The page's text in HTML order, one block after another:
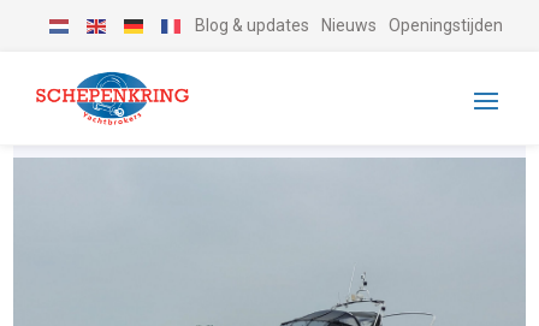
Blog & updates Nieuws Openingstijden